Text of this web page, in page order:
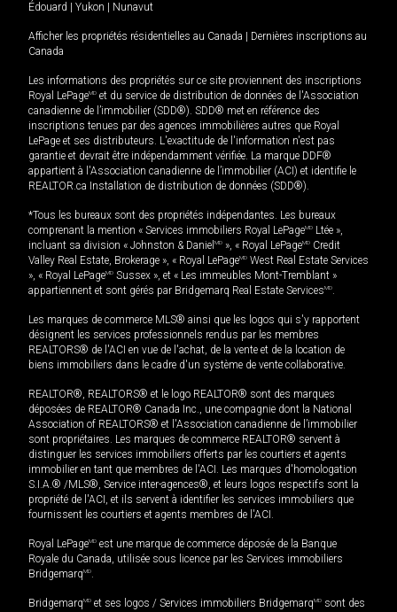
Édouard
Yukon Nunavut
Afficher les propriétés résidentielles au Canada
Dernières inscriptions au
Canada
Les informations des propriétés sur ce site proviennent des inscriptions
Royal LePageMD et du service de distribution de données de l'Association
canadienne de l’immobilier (SDD®). SDD® met en référence des
inscriptions tenues par des agences immobilières autres que Royal
LePage et ses distributeurs. L'exactitude de l'information n'est pas
garantie et devrait être indépendamment vérifiée. La marque DDF®
appartient à l'Association canadienne de l’immobilier (ACI) et identifie le
REALTOR.ca Installation de distribution de données (SDD®).
*Tous les bureaux sont des propriétés indépendantes. Les bureaux
comprenant la mention « Services immobiliers Royal LePageMD Ltée »,
incluant sa division « Johnston & Daniel MD », « Royal LePageMD Credit
Valley Real Estate, Brokerage », « Royal LePageMD West Real Estate Services
», « Royal LePageMD Sussex », et « Les immeubles Mont-Tremblant »
appartiennent et sont gérés par Bridgemarq Real Estate ServicesMD.
Les marques de commerce MLS® ainsi que les logos qui s'y rapportent
désignent les services professionnels rendus par les membres
REALTORS® de l'ACI en vue de l'achat, de la vente et de la location de
biens immobiliers dans le cadre d'un système de vente collaborative.
REALTOR®, REALTORS® et le logo REALTOR® sont des marques
déposées de REALTOR® Canada Inc., une compagnie dont la National
Association of REALTORS® et l'Association canadienne de l’immobilier
sont propriétaires. Les marques de commerce REALTOR® servent à
distinguer les services immobiliers offerts par les courtiers et agents
immobilier en tant que membres de l'ACI. Les marques d'homologation
S.I.A.® /MLS®, Service inter-agences®, et leurs logos respectifs sont la
propriété de l'ACI, et ils servent à identifier les services immobiliers que
fournissent les courtiers et agents membres de l'ACI.
Royal LePageMD est une marque de commerce déposée de la Banque
Royale du Canada, utilisée sous licence par les Services immobiliers
BridgemarqMD.
BridgemarqMD et ses logos / Services immobiliers BridgemarqMD sont des